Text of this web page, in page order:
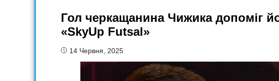
Гол черкащанина Чижика допоміг
«SkyUp Futsal»
14 Червня, 2025